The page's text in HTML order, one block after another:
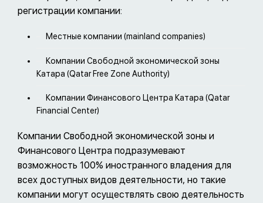
регистрации компании:
Местные компании (mainland companies)
Компании Свободной экономической зоны
Катара (Qatar Free Zone Authority)
Компании Финансового Центра Катара (Qatar
Financial Center)
Компании Свободной экономической зоны и
Финансового Центра подразумевают
возможность 100% иностранного владения для
всех доступных видов деятельности, но такие
компании могут осуществлять свою деятельность